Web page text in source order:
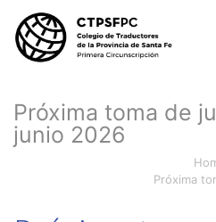
Próxima toma de
junio 2026
Próxima